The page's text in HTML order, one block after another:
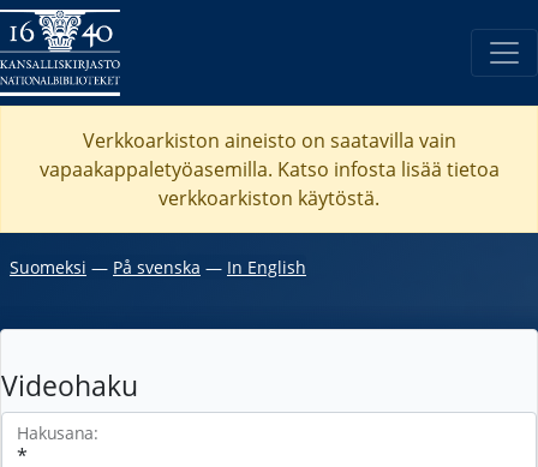
Verkkoarkiston aineisto on saatavilla vain
vapaakappaletyöasemilla. Katso infosta lisää tietoa
verkkoarkiston käytöstä.
Suomeksi ― På svenska ― In English
Videohaku
Hakusana: